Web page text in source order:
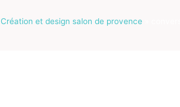
Création et design salon de provence»